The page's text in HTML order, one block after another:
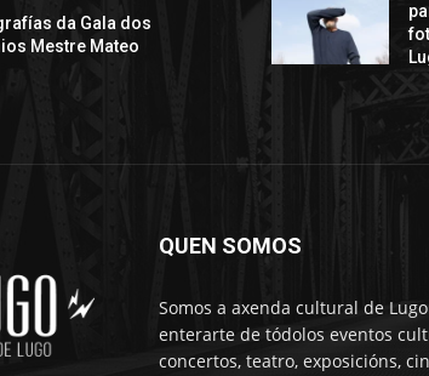
da Gala dos
Mestre Mateo
QUEN SOMOS
Somos a axenda cultural de
enterarte de tódolos eventos
concertos, teatro, exposicións,